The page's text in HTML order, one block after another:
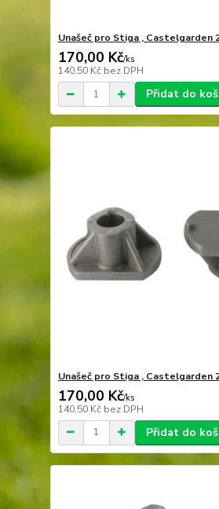
Unašeč pro Stiga , Castelgarden
170,00 Kč/ks
140,50 Kč bez DPH
Přidat do
Unašeč pro Stiga , Castelgarden
170,00 Kč/ks
140,50 Kč bez DPH
Přidat do